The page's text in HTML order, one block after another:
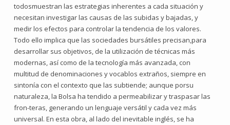
todosmuestran las estrategias inherentes a cada situación y
necesitan investigar las causas de las subidas y bajadas, y
medir los efectos para controlar la tendencia de los valores.
Todo ello implica que las sociedades bursátiles precisan,para
desarrollar sus objetivos, de la utilización de técnicas más
modernas, así como de la tecnología más avanzada, con
multitud de denominaciones y vocablos extraños, siempre en
sintonía con el contexto que las subtiende; aunque porsu
naturaleza, la Bolsa ha tendido a permeabilizar y traspasar las
fron-teras, generando un lenguaje versátil y cada vez más
universal. En esta obra, al lado del inevitable inglés, se ha